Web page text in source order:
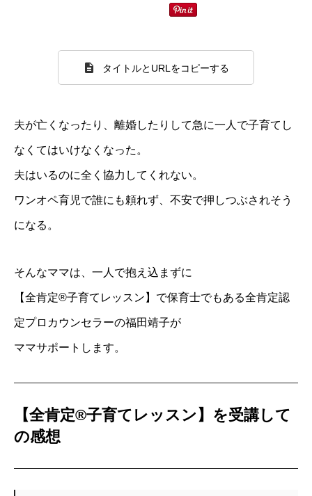
タイトルとURLをコピーする
夫が亡くなったり、離婚したりして急に一人で子育てし
なくてはいけなくなった。
夫はいるのに全く協力してくれない。
ワンオペ育児で誰にも頼れず、不安で押しつぶされそう
になる。
そんなママは、一人で抱え込まずに
【全肯定®子育てレッスン】で保育士でもある全肯定認
定プロカウンセラーの福田靖子が
ママサポートします。
【全肯定®子育てレッスン】を受講して
の感想